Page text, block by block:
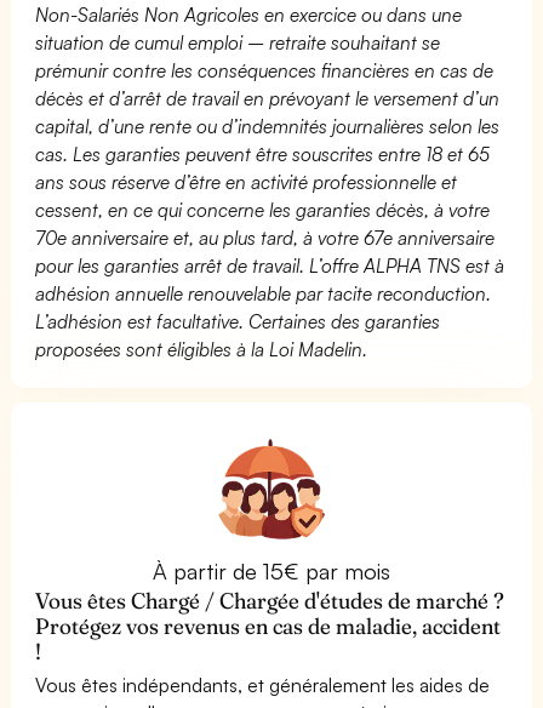
Non-Salariés Non Agricoles en exercice ou dans une
situation de cumul emploi – retraite souhaitant se
prémunir contre les conséquences financières en cas de
décès et d’arrêt de travail en prévoyant le versement d’un
capital, d’une rente ou d’indemnités journalières selon les
cas. Les garanties peuvent être souscrites entre 18 et 65
ans sous réserve d’être en activité professionnelle et
cessent, en ce qui concerne les garanties décès, à votre
70e anniversaire et, au plus tard, à votre 67e anniversaire
pour les garanties arrêt de travail. L’offre ALPHA TNS est à
adhésion annuelle renouvelable par tacite reconduction.
L’adhésion est facultative. Certaines des garanties
proposées sont éligibles à la Loi Madelin.
À partir de 15€ par mois
Vous êtes Chargé / Chargée d'études de marché ?
Protégez vos revenus en cas de maladie, accident
!
Vous êtes indépendants, et généralement les aides de